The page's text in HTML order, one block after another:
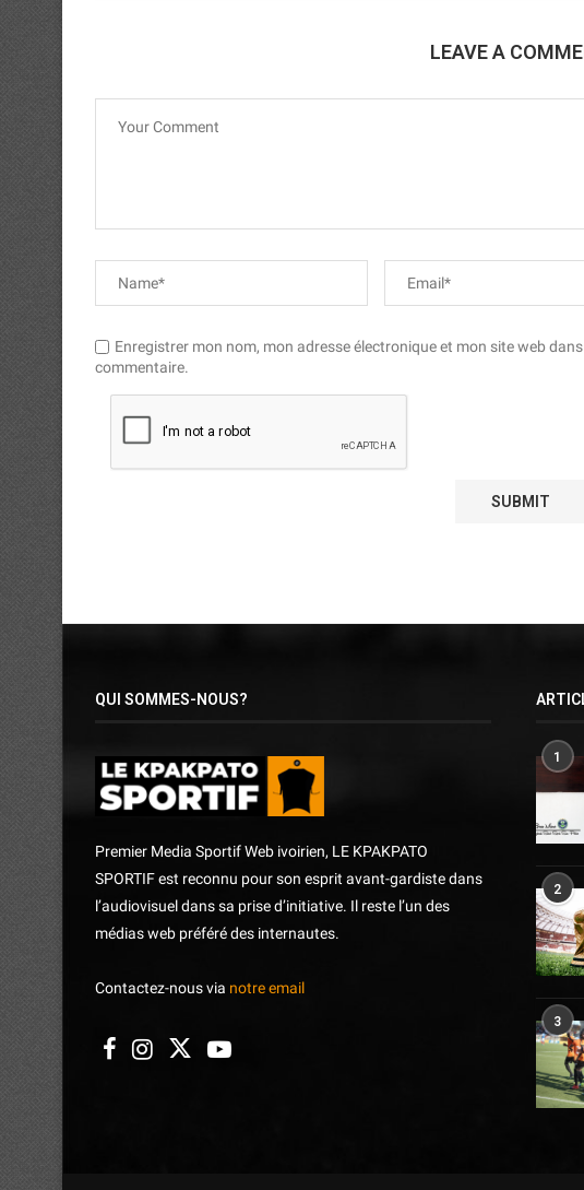
LEAVE A
Enregistrer mon nom, mon adresse électronique et mon site web
commentaire.
QUI SOMMES-NOUS?
Premier Media Sportif Web ivoirien, LE KPAKPATO
SPORTIF est reconnu pour son esprit avant-gardiste dans
l’audiovisuel dans sa prise d’initiative. Il reste l’un des
médias web préféré des internautes.
Contactez-nous via notre email
1
2
3